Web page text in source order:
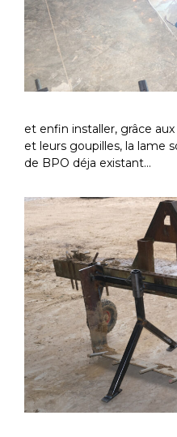
et enfin installer, grâce aux
et leurs goupilles, la lame
de BPO déja existant…